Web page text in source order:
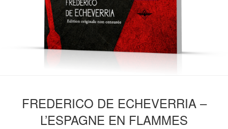
FREDERICO DE ECHEVERRIA –
L’ESPAGNE EN FLAMMES